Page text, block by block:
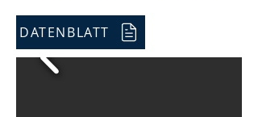
DATENBLATT